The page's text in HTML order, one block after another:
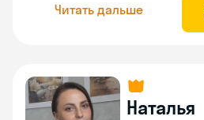
Читать дальше
Наталья